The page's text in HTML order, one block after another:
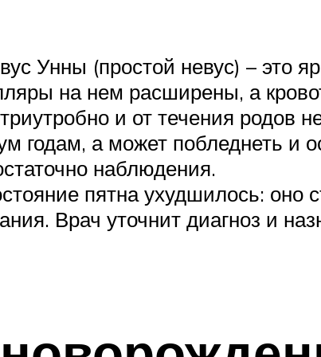
Унны (простой невус) – это
на нем расширены, а
и от течения родов
годам, а может побледнеть и
наблюдения.
пятна ухудшилось: оно
Врач уточнит диагноз и